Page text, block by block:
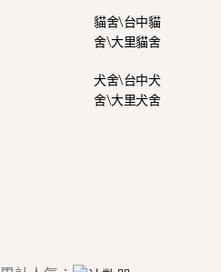
貓舍\台中貓
舍\大里貓舍
犬舍\台中犬
舍\大里犬舍